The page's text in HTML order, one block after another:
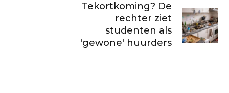
Tekortkoming? De
rechter ziet
studenten als
'gewone' huurders